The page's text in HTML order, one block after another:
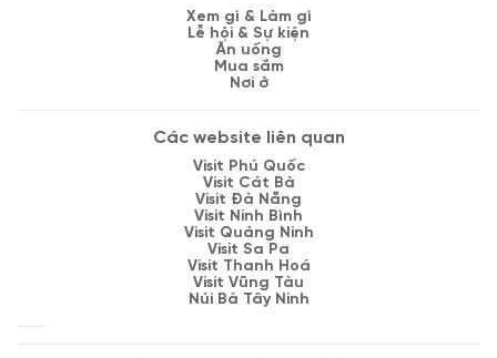
Xem gì & Làm gì
Lễ hội & Sự kiện
Ăn uống
Mua sắm
Nơi ở
Các website liên quan
Visit Phú Quốc
Visit Cát Bà
Visit Đà Nẵng
Visit Ninh Bình
Visit Quảng Ninh
Visit Sa Pa
Visit Thanh Hoá
Visit Vũng Tàu
Núi Bà Tây Ninh